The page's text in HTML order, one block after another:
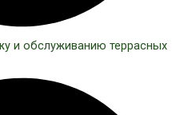
и обслуживанию террасных